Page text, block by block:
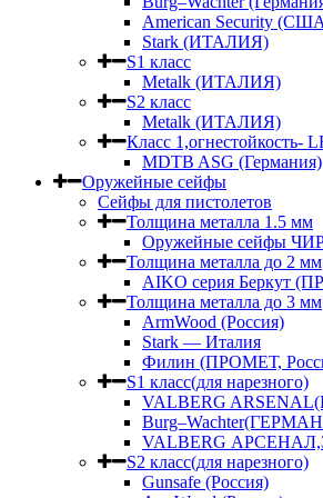
American Security
Stark (ИТАЛИЯ)
S1 класс
Metalk (ИТАЛИЯ)
S2 класс
Metalk (ИТАЛИЯ)
Класс 1,огнестойкость-
MDTB ASG (Германия)
Оружейные сейфы
Сейфы для пистолетов
Толщина металла 1.5 мм
Оружейные сейфы
Толщина металла до 2 мм
AIKO серия Беркут
Толщина металла до 3 мм
ArmWood (Россия)
Stark — Италия
Филин (ПРОМЕТ,
S1 класс(для нарезного)
VALBERG
VALBERG
S2 класс(для нарезного)
Gunsafe (Россия)